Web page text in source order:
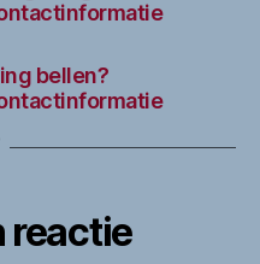
bellen?
reactie